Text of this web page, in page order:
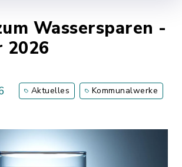
Wassersparen -
2026
Aktuelles Kommunalwerke